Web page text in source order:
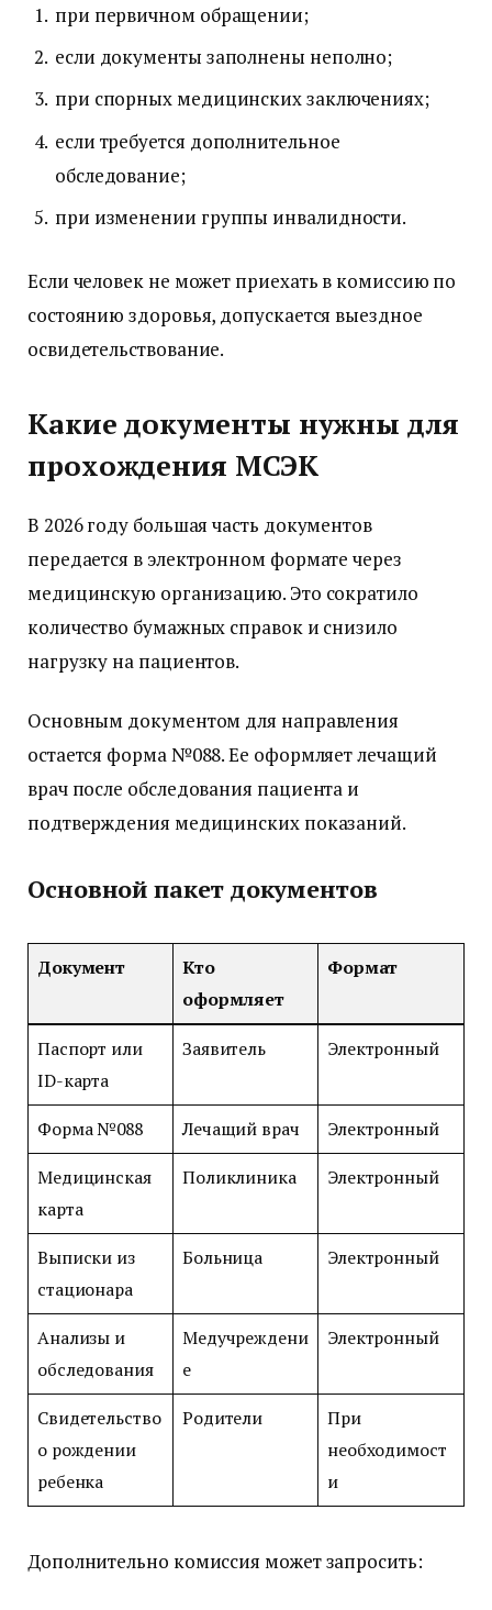
при первичном обращении;
если документы заполнены неполно;
при спорных медицинских заключениях;
если требуется дополнительное
обследование;
при изменении группы инвалидности.
Если человек не может приехать в комиссию по
состоянию здоровья, допускается выездное
освидетельствование.
Какие документы нужны для
прохождения МСЭК
В 2026 году большая часть документов
передается в электронном формате через
медицинскую организацию. Это сократило
количество бумажных справок и снизило
нагрузку на пациентов.
Основным документом для направления
остается форма №088. Ее оформляет лечащий
врач после обследования пациента и
подтверждения медицинских показаний.
Основной пакет документов
Документ
Кто
оформляет
Формат
Паспорт или
ID-карта
Заявитель Электронный
Форма №088 Лечащий врач Электронный
Медицинская
карта
Поликлиника Электронный
Выписки из
стационара
Больница Электронный
Анализы и
обследования
Медучреждени
е
Электронный
Свидетельство
о рождении
ребенка
Родители
При
необходимост
и
Дополнительно комиссия может запросить: